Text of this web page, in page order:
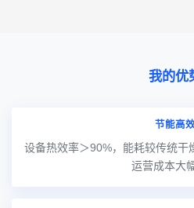
我的优
节能高
设备热效率＞90%，能耗较传统干
运营成本大